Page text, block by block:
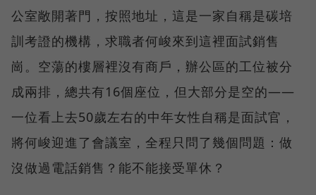
公室敞開著門，按照地址，這是一家自稱是碳培
訓考證的機構，求職者何峻來到這裡面試銷售
崗。空蕩的樓層裡沒有商戶，辦公區的工位被分
成兩排，總共有16個座位，但大部分是空的——
一位看上去50歲左右的中年女性自稱是面試官，
將何峻迎進了會議室，全程只問了幾個問題：做
沒做過電話銷售？能不能接受單休？